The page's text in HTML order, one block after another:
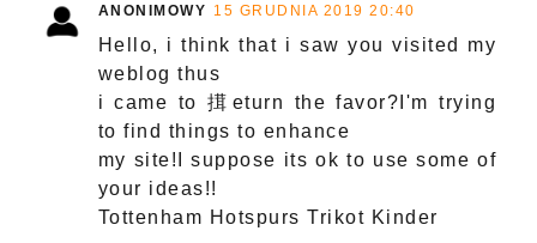
ANONIMOWY 15 GRUDNIA 2019 20:40
Hello, i think that i saw you visited my
weblog thus
i came to 搑eturn the favor?I'm trying
to find things to enhance
my site!I suppose its ok to use some of
your ideas!!
Tottenham Hotspurs Trikot Kinder